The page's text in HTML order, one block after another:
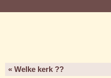
« Welke kerk ??